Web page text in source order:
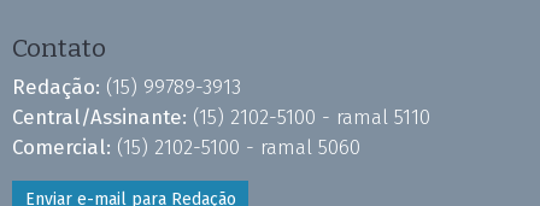
Contato
Redação: (15) 99789-3913
Central/Assinante: (15) 2102-5100 - ramal 5110
Comercial: (15) 2102-5100 - ramal 5060
Enviar e-mail para Redação